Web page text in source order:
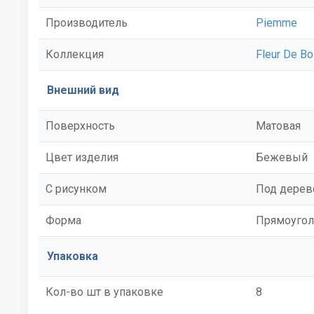
Производитель Piemme
Коллекция Fleur De
Внешний вид
Поверхность Матовая
Цвет изделия Бежевый
С рисунком Под
Форма
Упаковка
Кол-во шт в упаковке 8